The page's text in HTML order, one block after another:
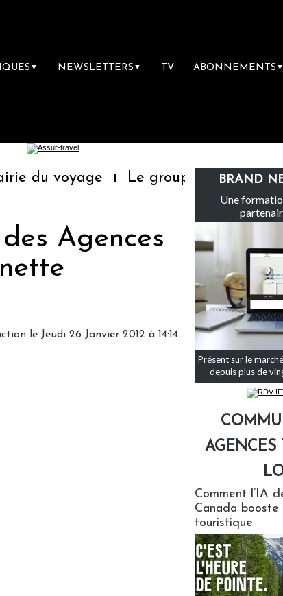
▼ NEWSLETTERS ▼ TV ABONNEMENTS ▼
voyage Le groupe Sainte-Claire
Agences
le Jeudi 26 Janvier 2012 à 14:14
BRAND
Une
Présent sur le
depuis plus de
AGENCES
Comment l’IA
Canada booste
touristique